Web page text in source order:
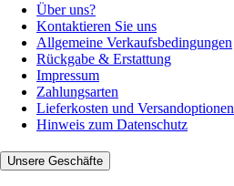
Über uns?
Kontaktieren Sie uns
Allgemeine Verkaufsbedingungen
Rückgabe & Erstattung
Impressum
Zahlungsarten
Lieferkosten und Versandoptionen
Hinweis zum Datenschutz
Unsere Geschäfte